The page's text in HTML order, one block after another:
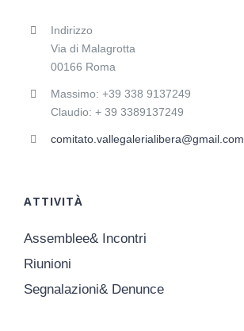
Indirizzo
Via di Malagrotta
00166 Roma
Massimo: +39 338 9137249
Claudio: + 39 3389137249
comitato.vallegalerialibera@gmail.com
ATTIVITÀ
Assemblee& Incontri
Riunioni
Segnalazioni& Denunce